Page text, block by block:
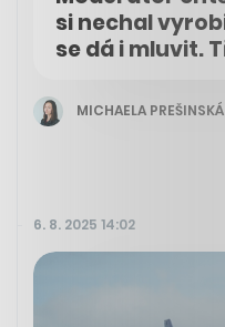
si nechal
se dá i mluvit.
MICHAELA PREŠINSKÁ
6. 8. 2025 14:02